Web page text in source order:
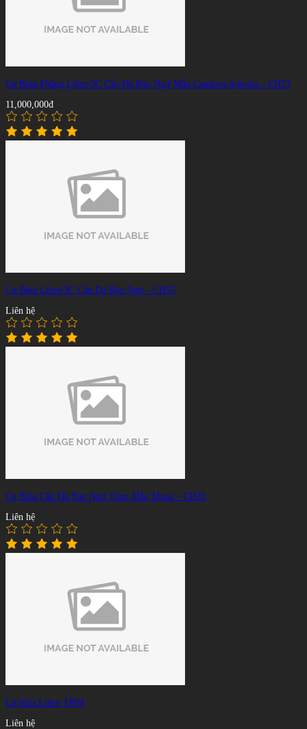
Cơ Bida Phăng Libre/3C Cẩn Đá Bào Ngư Mẫu Caudron Amonia - CH13
11,000,000đ
Cơ Bida Libre/3C Cẩn Đá Bào Ngư - CH55
Liên hệ
Cơ Bida Cẩn Đá Bào Ngư Theo Mẫu Masai - CH20
Liên hệ
Cơ bida Libre-TP04
Liên hệ